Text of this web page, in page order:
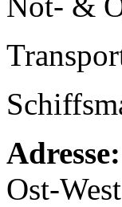
Adresse:
Ost-